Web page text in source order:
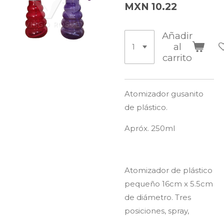
MXN 10.22
Añadir
al
carrito
Atomizador gusanito
de plástico.
Apróx. 250ml
Atomizador de plástico
pequeño 16cm x 5.5cm
de diámetro. Tres
posiciones, spray,